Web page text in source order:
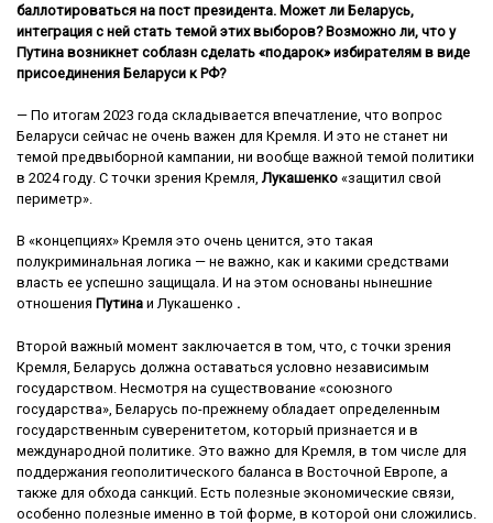
баллотироваться на пост президента. Может ли Беларусь,
интеграция с ней стать темой этих выборов? Возможно ли, что у
Путина возникнет соблазн сделать «подарок» избирателям в виде
присоединения Беларуси к РФ?
— По итогам 2023 года складывается впечатление, что вопрос
Беларуси сейчас не очень важен для Кремля. И это не станет ни
темой предвыборной кампании, ни вообще важной темой политики
в 2024 году. С точки зрения Кремля,Лукашенко «защитил свой
периметр».
В «концепциях» Кремля это очень ценится, это такая
полукриминальная логика — не важно, как и какими средствами
власть ее успешно защищала. И на этом основаны нынешние
отношения Путина и Лукашенко .
Второй важный момент заключается в том, что, с точки зрения
Кремля, Беларусь должна оставаться условно независимым
государством. Несмотря на существование «союзного
государства», Беларусь по-прежнему обладает определенным
государственным суверенитетом, который признается и в
международной политике. Это важно для Кремля, в том числе для
поддержания геополитического баланса в Восточной Европе, а
также для обхода санкций. Есть полезные экономические связи,
особенно полезные именно в той форме, в которой они сложились.